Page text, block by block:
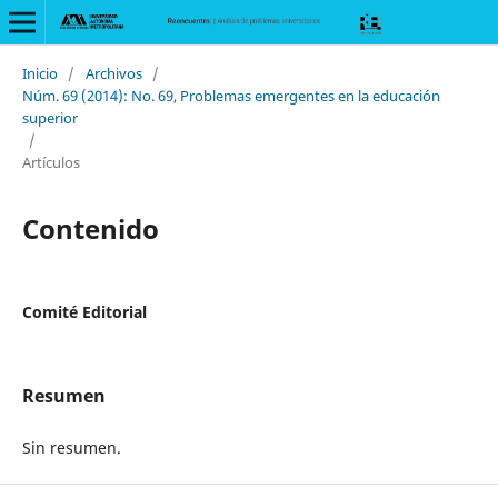
Inicio / Archivos /
Núm. 69 (2014): No. 69, Problemas emergentes en la educación
superior
/
Artículos
Contenido
Comité Editorial
Resumen
Sin resumen.